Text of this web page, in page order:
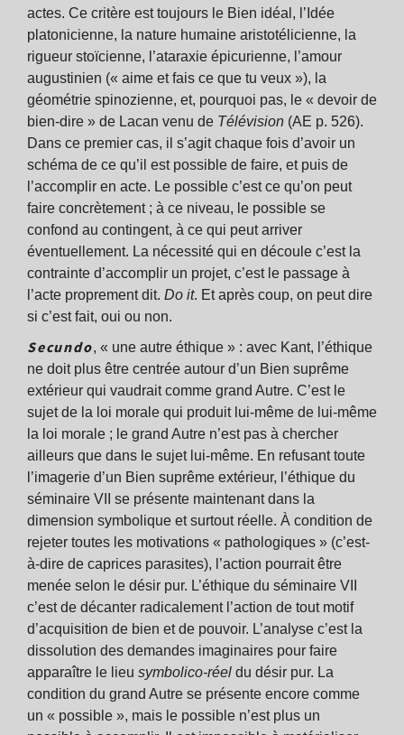
actes. Ce critère est toujours le Bien idéal, l’Idée
platonicienne, la nature humaine aristotélicienne, la
rigueur stoïcienne, l’ataraxie épicurienne, l’amour
augustinien (« aime et fais ce que tu veux »), la
géométrie spinozienne, et, pourquoi pas, le « devoir de
bien-dire » de Lacan venu de Télévision (AE p. 526).
Dans ce premier cas, il s’agit chaque fois d’avoir un
schéma de ce qu’il est possible de faire, et puis de
l’accomplir en acte. Le possible c’est ce qu’on peut
faire concrètement ; à ce niveau, le possible se
confond au contingent, à ce qui peut arriver
éventuellement. La nécessité qui en découle c’est la
contrainte d’accomplir un projet, c’est le passage à
l’acte proprement dit. Do it. Et après coup, on peut dire
si c’est fait, oui ou non.
Secundo, « une autre éthique » : avec Kant, l’éthique
ne doit plus être centrée autour d’un Bien suprême
extérieur qui vaudrait comme grand Autre. C’est le
sujet de la loi morale qui produit lui-même de lui-même
la loi morale ; le grand Autre n’est pas à chercher
ailleurs que dans le sujet lui-même. En refusant toute
l’imagerie d’un Bien suprême extérieur, l’éthique du
séminaire VII se présente maintenant dans la
dimension symbolique et surtout réelle. À condition de
rejeter toutes les motivations « pathologiques » (c’est-
à-dire de caprices parasites), l’action pourrait être
menée selon le désir pur. L’éthique du séminaire VII
c’est de décanter radicalement l’action de tout motif
d’acquisition de bien et de pouvoir. L’analyse c’est la
dissolution des demandes imaginaires pour faire
apparaître le lieu symbolico-réel du désir pur. La
condition du grand Autre se présente encore comme
un « possible », mais le possible n’est plus un